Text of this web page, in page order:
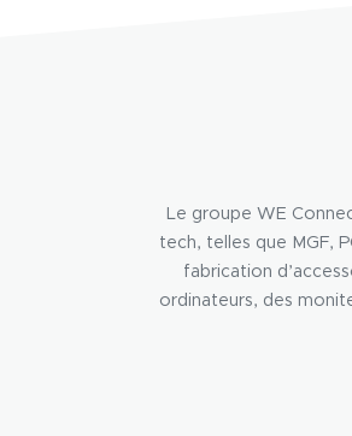
Le groupe WE
tech, telles que MGF,
fabrication
ordinateurs, des